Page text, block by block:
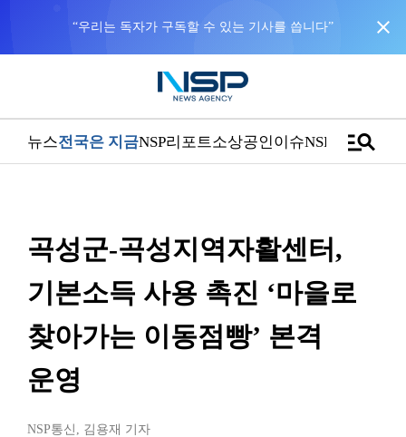
“우리는 독자가 구독할 수 있는 기사를 씁니다” close
뉴스전국은 지금NSP리포트소상공인이슈NSPTVmanage_search
곡성군-곡성지역자활센터,
기본소득 사용 촉진 ‘마을로
찾아가는 이동점빵’ 본격
운영
NSP통신 , 김용재 기자